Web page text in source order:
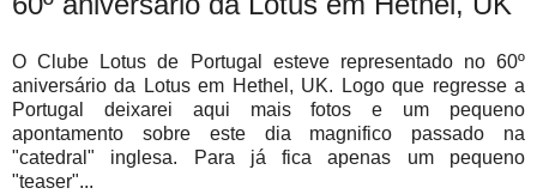
O Clube Lotus de Portugal esteve representado no 60º
aniversário da Lotus em Hethel, UK. Logo que regresse a
Portugal deixarei aqui mais fotos e um pequeno
apontamento sobre este dia magnifico passado na
"catedral" inglesa. Para já fica apenas um pequeno
"teaser"...